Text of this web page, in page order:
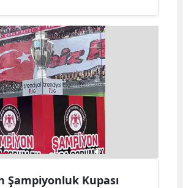
Şampiyonluk Kupası